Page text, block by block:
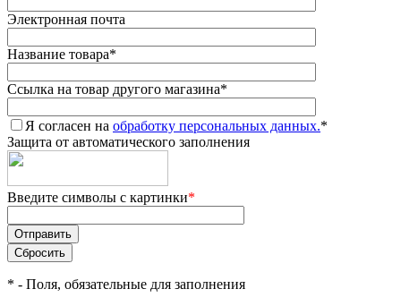
Электронная почта
Название товара*
Ссылка на товар другого магазина*
Я согласен на обработку персональных данных.*
Защита от автоматического заполнения
Введите символы с картинки*
* - Поля, обязательные для заполнения